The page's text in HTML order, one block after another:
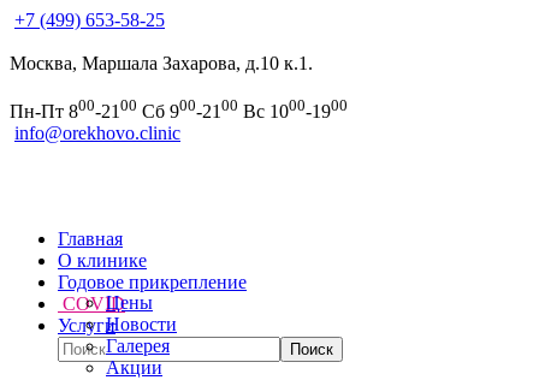
+7 (499) 653-58-25
Москва, Маршала Захарова, д.10 к.1.
Пн-Пт 800-21 00 Сб 900-21 00 Вс 1000-1900
info@orekhovo.clinic
Главная
О клинике
Цены
Новости
Галерея
Акции
Годовое прикрепление
COVID
Услуги